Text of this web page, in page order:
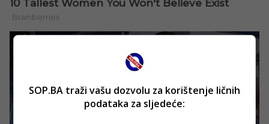
SOP.BA traži vašu dozvolu za korištenje ličnih
podataka za sljedeće: